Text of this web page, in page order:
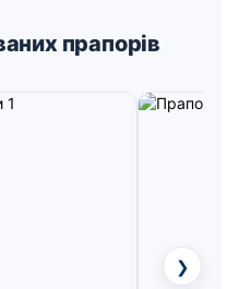
прапорів
❯